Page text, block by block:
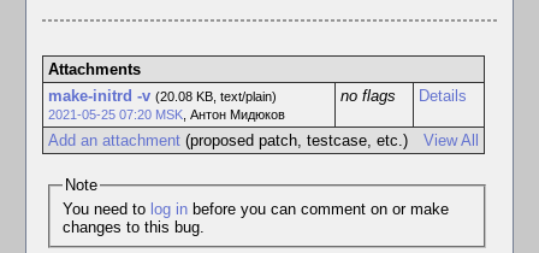
Attachments
make-initrd -v (20.08 KB, text/plain)
2021-05-25 07:20 MSK, Антон Мидюков
no flags Details
View All
Add an attachment(proposed patch, testcase, etc.)
Note
You need to log inbefore you can comment on or make
changes to this bug.